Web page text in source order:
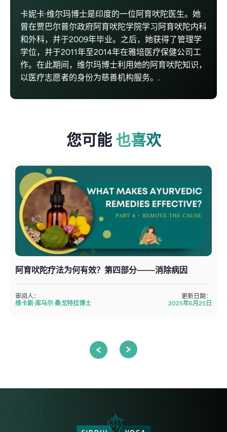
卡妮卡·维尔玛博士是印度的一位阿育吠陀医生。她
曾在贾巴尔普尔政府阿育吠陀学院学习阿育吠陀内科
和外科，并于2009年毕业。之后，她获得了管理学
学位，并于2011年至2014年在雅培医疗保健公司工
作。在此期间，维尔玛博士利用她的阿育吠陀知识，
以医疗志愿者的身份为慈善机构服务。.
您可能 也喜欢
阿育吠陀疗法为何有效？第四部分——消除病因
审阅人：
维卡斯·库马尔·桑戈特拉博士
更新日期：
2025年6月25日